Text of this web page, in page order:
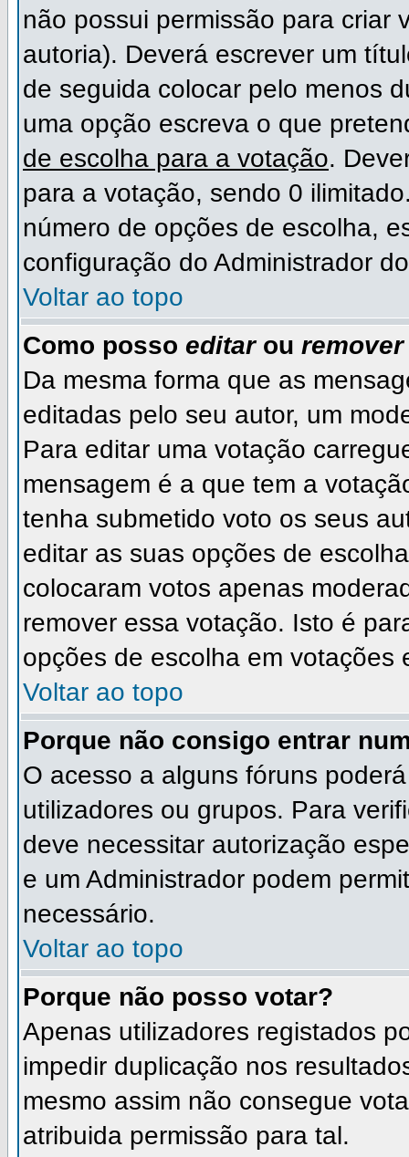
não possui permissão para criar
autoria). Deverá escrever um
de seguida colocar pelo menos
uma opção escreva o que
de escolha para a votação.
para a votação, sendo 0
número de opções de escolha,
configuração do Administrador
Voltar ao topo
Como posso editarou remover
Da mesma forma que as
editadas pelo seu autor, um
Para editar uma votação
mensagem é a que tem a
tenha submetido voto os seus
editar as suas opções de
colocaram votos apenas
remover essa votação. Isto é
opções de escolha em votações
Voltar ao topo
Porque não consigo entrar
O acesso a alguns fóruns
utilizadores ou grupos. Para
deve necessitar autorização
e um Administrador podem
necessário.
Voltar ao topo
Porque não posso votar?
Apenas utilizadores registados
impedir duplicação nos
mesmo assim não consegue
atribuida permissão para tal.